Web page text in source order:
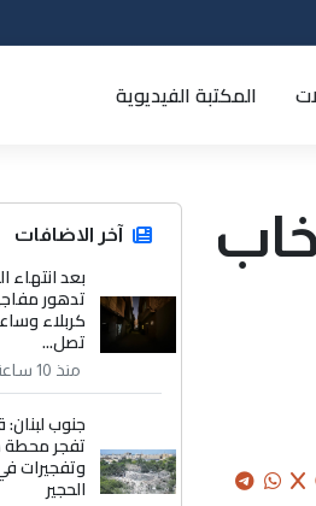
المكتبة الفيديوية
آخر الاضافات
بعد انتهاء
تدهور
كربلاء
تصل...
منذ 10 ساعة
جنوب لبنان:
تفجر
وتفجيرات
الحجير